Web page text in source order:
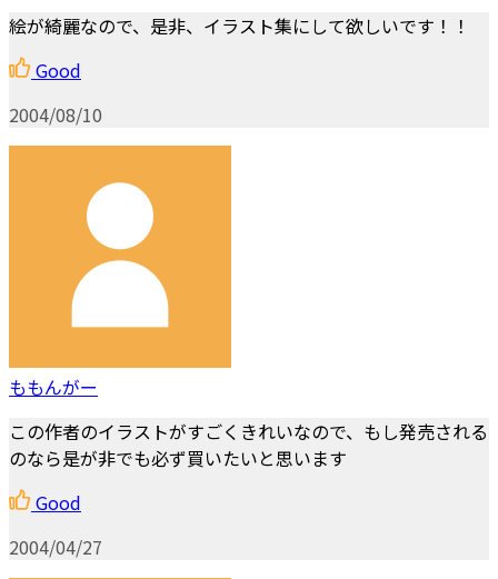
絵が綺麗なので、是非、イラスト集にして欲しいです！！
Good
2004/08/10
ももんがー
この作者のイラストがすごくきれいなので、もし発売される
のなら是が非でも必ず買いたいと思います
Good
2004/04/27